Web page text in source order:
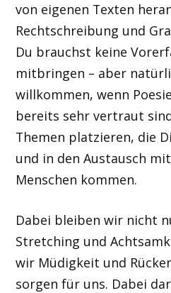
von eigenen Texten
Rechtschreibung und
Du brauchst keine
mitbringen – aber
willkommen, wenn
bereits sehr vertraut
Themen platzieren, die
und in den Austausch
Menschen kommen.
Dabei bleiben wir nicht
Stretching und
wir Müdigkeit und
sorgen für uns. Dabei